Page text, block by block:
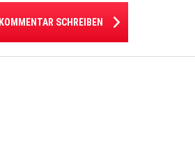
KOMMENTAR SCHREIBEN